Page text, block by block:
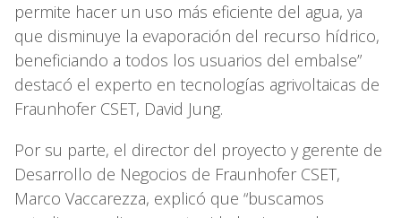
permite hacer un uso más eficiente del agua, ya
que disminuye la evaporación del recurso hídrico,
beneficiando a todos los usuarios del embalse”
destacó el experto en tecnologías agrivoltaicas de
Fraunhofer CSET, David Jung.
Por su parte, el director del proyecto y gerente de
Desarrollo de Negocios de Fraunhofer CSET,
Marco Vaccarezza, explicó que “buscamos